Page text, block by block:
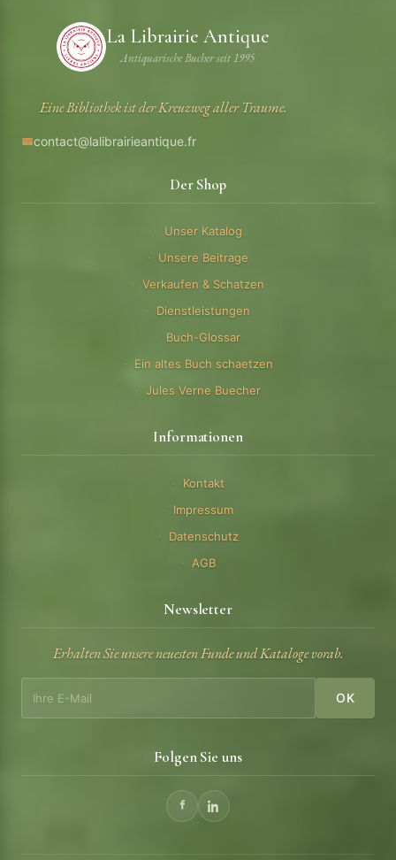
La Librairie Antique
Antiquarische Bucher seit 1995
Eine Bibliothek ist der Kreuzweg aller Traume.
contact@lalibrairieantique.fr
Der Shop
Unser Katalog
Unsere Beitrage
Verkaufen & Schatzen
Dienstleistungen
Buch-Glossar
Ein altes Buch schaetzen
Jules Verne Buecher
Informationen
Kontakt
Impressum
Datenschutz
AGB
Newsletter
Erhalten Sie unsere neuesten Funde und Kataloge vorab.
OK
Folgen Sie uns